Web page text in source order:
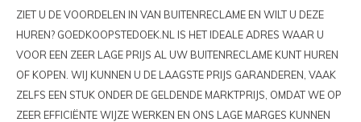
CONNECTOR BEURSVERLICHTING
FOLDERHOUDERS
OPBERGKOFFERS EN TASSEN
ROLL
ZIPP
BEURSWANDEN EN STANDS
LED FRAMES ALUMINIUM
LOSSTAANDE FRAMES
PIX
CONTAINERFRAMES
SPANDOEKEN
SPANDOEKFRAMES
STOEPBORDEN HUREN
CONTAINERFRAME HUREN
SPANDOEKFRAME HUREN
BUISKOPPELINGEN - GEBRUIKT
CONTAINERFRAMES - GEBRUIKT
STOEPBORDEN - GEBRUIKT
ACCESSSOIRES BEACHVLAGGEN
ZIET U DE VOORDELEN IN VAN BUITENRECLAME EN WILT U DEZE
HUREN? GOEDKOOPSTEDOEK.NL IS HET IDEALE ADRES WAAR U
VOOR EEN ZEER LAGE PRIJS AL UW BUITENRECLAME KUNT HUREN
OF KOPEN. WIJ KUNNEN U DE LAAGSTE PRIJS GARANDEREN, VAAK
ZELFS EEN STUK ONDER DE GELDENDE MARKTPRIJS, OMDAT WE OP
ZEER EFFICIËNTE WIJZE WERKEN EN ONS LAGE MARGES KUNNEN